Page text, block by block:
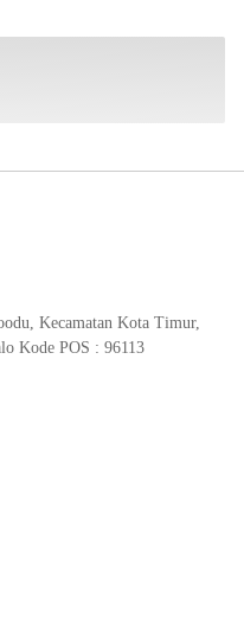
Kecamatan Kota Timur,
Kode POS : 96113